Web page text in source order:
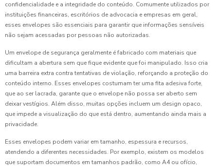
confidencialidade e a integridade do conteúdo. Comumente utilizados por
instituições financeiras, escritórios de advocacia e empresas em geral,
esses envelopes são essenciais para garantir que informações sensíveis
não sejam acessadas por pessoas não autorizadas.
Um envelope de segurança geralmente é fabricado com materiais que
dificultam a abertura sem que fique evidente que foi manipulado. Isso cria
uma barreira extra contra tentativas de violação, reforçando a proteção do
conteúdo interno. Esses envelopes costumam ter uma fita adesiva forte,
que ao ser lacrada, garante que o envelope não possa ser aberto sem
deixar vestígios. Além disso, muitas opções incluem um design opaco,
que impede a visualização do que está dentro, aumentando ainda mais a
privacidade.
Esses envelopes podem variar em tamanho, espessura e recursos,
atendendo a diferentes necessidades. Por exemplo, existem os modelos
que suportam documentos em tamanhos padrão, como A4 ou ofício,